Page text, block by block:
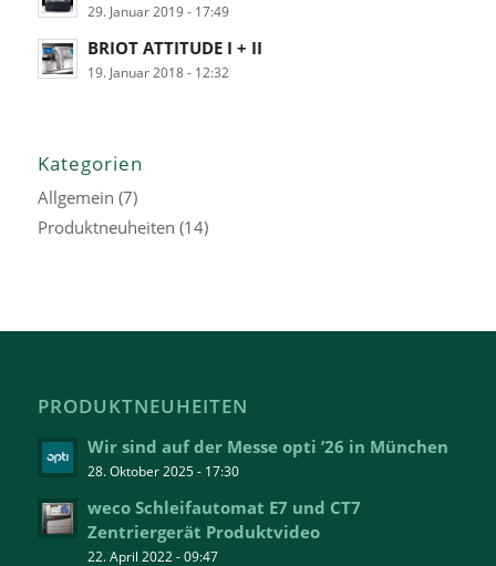
29. Januar 2019 - 17:49
BRIOT ATTITUDE I + II
19. Januar 2018 - 12:32
Kategorien
Allgemein (7)
Produktneuheiten (14)
PRODUKTNEUHEITEN
Wir sind auf der Messe opti ’26 in München
28. Oktober 2025 - 17:30
weco Schleifautomat E7 und CT7
Zentriergerät Produktvideo
22. April 2022 - 09:47